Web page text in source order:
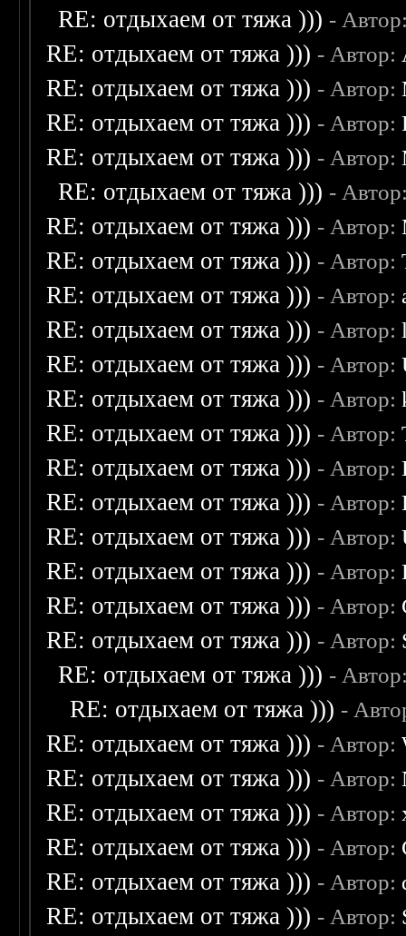
RE: отдыхаем от тяжа ))) -
RE: отдыхаем от тяжа ))) - Автор:
RE: отдыхаем от тяжа ))) - Автор:
RE: отдыхаем от тяжа ))) - Автор:
RE: отдыхаем от тяжа ))) - Автор:
RE: отдыхаем от тяжа ))) -
RE: отдыхаем от тяжа ))) - Автор:
RE: отдыхаем от тяжа ))) - Автор:
RE: отдыхаем от тяжа ))) - Автор:
RE: отдыхаем от тяжа ))) - Автор:
RE: отдыхаем от тяжа ))) - Автор:
RE: отдыхаем от тяжа ))) - Автор:
RE: отдыхаем от тяжа ))) - Автор:
RE: отдыхаем от тяжа ))) - Автор:
RE: отдыхаем от тяжа ))) - Автор:
RE: отдыхаем от тяжа ))) - Автор:
RE: отдыхаем от тяжа ))) - Автор:
RE: отдыхаем от тяжа ))) - Автор:
RE: отдыхаем от тяжа ))) - Автор:
RE: отдыхаем от тяжа ))) -
RE: отдыхаем от тяжа ))) -
RE: отдыхаем от тяжа ))) - Автор:
RE: отдыхаем от тяжа ))) - Автор:
RE: отдыхаем от тяжа ))) - Автор:
RE: отдыхаем от тяжа ))) - Автор:
RE: отдыхаем от тяжа ))) - Автор:
RE: отдыхаем от тяжа ))) - Автор: